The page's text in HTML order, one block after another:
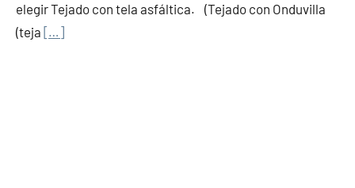
elegir Tejado con tela asfáltica. (Tejado con Onduvilla
(teja […]